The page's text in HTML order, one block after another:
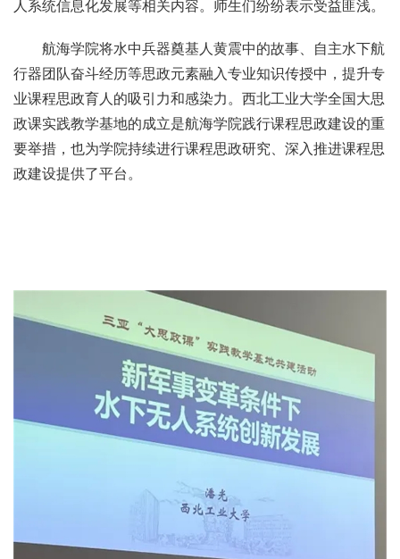
人系统信息化发展等相关内容。师生们纷纷表示受益匪浅。
航海学院将水中兵器奠基人黄震中的故事、自主水下航
行器团队奋斗经历等思政元素融入专业知识传授中，提升专
业课程思政育人的吸引力和感染力。西北工业大学全国大思
政课实践教学基地的成立是航海学院践行课程思政建设的重
要举措，也为学院持续进行课程思政研究、深入推进课程思
政建设提供了平台。